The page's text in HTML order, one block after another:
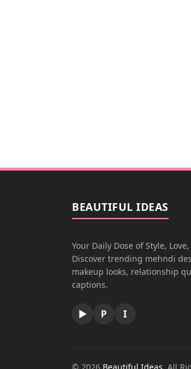
BEAUTIFUL IDEAS
Your Daily Dose of Style,
Discover trending mehndi
makeup looks, relationship
captions.
▶ P I